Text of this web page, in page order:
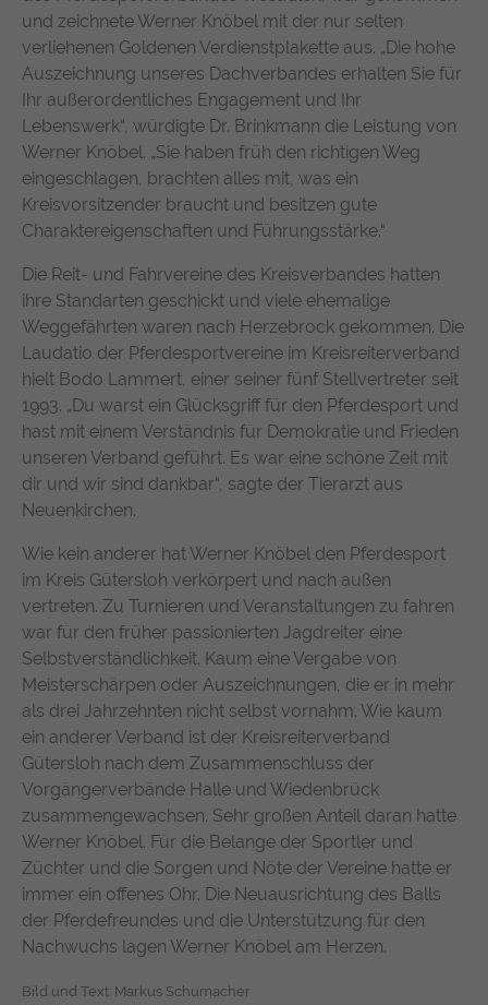
und zeichnete Werner Knöbel mit der nur selten
verliehenen Goldenen Verdienstplakette aus. „Die hohe
Auszeichnung unseres Dachverbandes erhalten Sie für
Ihr außerordentliches Engagement und Ihr
Lebenswerk“, würdigte Dr. Brinkmann die Leistung von
Werner Knöbel. „Sie haben früh den richtigen Weg
eingeschlagen, brachten alles mit, was ein
Kreisvorsitzender braucht und besitzen gute
Charaktereigenschaften und Führungsstärke.“
Die Reit- und Fahrvereine des Kreisverbandes hatten
ihre Standarten geschickt und viele ehemalige
Weggefährten waren nach Herzebrock gekommen. Die
Laudatio der Pferdesportvereine im Kreisreiterverband
hielt Bodo Lammert, einer seiner fünf Stellvertreter seit
1993. „Du warst ein Glücksgriff für den Pferdesport und
hast mit einem Verständnis für Demokratie und Frieden
unseren Verband geführt. Es war eine schöne Zeit mit
dir und wir sind dankbar“, sagte der Tierarzt aus
Neuenkirchen.
Wie kein anderer hat Werner Knöbel den Pferdesport
im Kreis Gütersloh verkörpert und nach außen
vertreten. Zu Turnieren und Veranstaltungen zu fahren
war für den früher passionierten Jagdreiter eine
Selbstverständlichkeit. Kaum eine Vergabe von
Meisterschärpen oder Auszeichnungen, die er in mehr
als drei Jahrzehnten nicht selbst vornahm. Wie kaum
ein anderer Verband ist der Kreisreiterverband
Gütersloh nach dem Zusammenschluss der
Vorgängerverbände Halle und Wiedenbrück
zusammengewachsen. Sehr großen Anteil daran hatte
Werner Knöbel. Für die Belange der Sportler und
Züchter und die Sorgen und Nöte der Vereine hatte er
immer ein offenes Ohr. Die Neuausrichtung des Balls
der Pferdefreundes und die Unterstützung für den
Nachwuchs lagen Werner Knöbel am Herzen.
Bild und Text: Markus Schumacher
Anbieter TYPO3
Laufzeit 1 Jahr
Zweck
Enthält die gewählten Tracking-Optin-
Einstellungen.
durchschnittliche Verweildauer auf der
Website und welche Seiten gelesen
wurden.
Name _pk_ses, _pk_cvar, _pk_hsr
Anbieter Matomo
Laufzeit 30 Minuten
Zweck
Wird von Matomo Analytics Platform
genutzt, um Seitenabrufe des Besuchers
während der Sitzung nachzuverfolgen.
suchen. Ihre Interaktionen werden anonymisiert, um Ihre
Privatsphäre zu schützen und gleichzeitig den Service zu
verbessern.
Name chatbase_anon_id
Anbieter Chatbase (https://www.chatbase.co)
Laufzeit
Der Cookie unterstützt die Funktionalität
des Chatbots, indem er anonymisierte
verbessern und den Service für alle
Nutzer optimal zu gestalten.
Cookie-Informationen anzeigen
Externe Inhalte
Bestimmte Funktionen dienen dazu, Inhalte oder Angebote
(z.B. Videos, Karten), die auf anderen Webseiten (YouTube,
Google Maps) veröffentlicht sind, auch auf unserer
Name YouTube
Anbieter
Google Ireland Limited, Gordon House,
Barrow Street, Dublin 4, Ireland
Laufzeit
Zweck
Wird verwendet, um YouTube-Inhalte zu
entsperren.
Cookie-Informationen anzeigen